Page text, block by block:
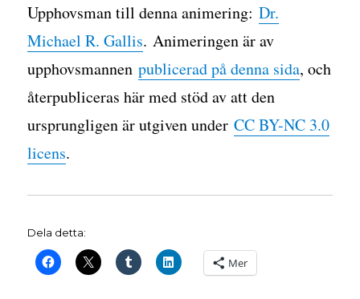
Upphovsman till denna animering:Dr.
Michael R. Gallis. Animeringen är av
upphovsmannenpublicerad på denna sida, och
återpubliceras här med stöd av att den
ursprungligen är utgiven underCC BY-NC 3.0
licens.
Dela detta:
Mer